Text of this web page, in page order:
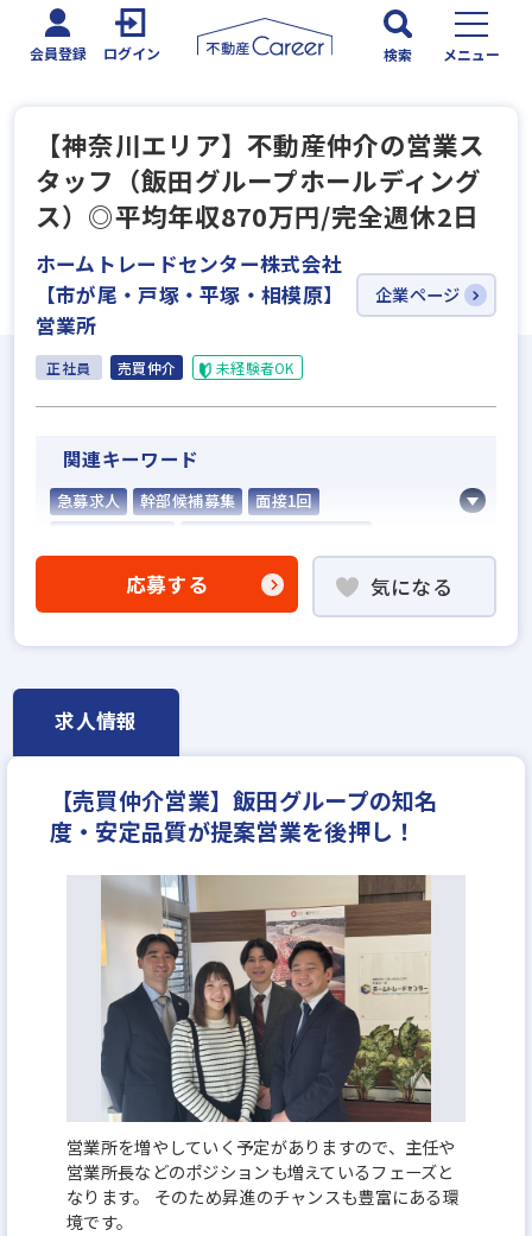
会員登録 ログイン 検索 メニュー
【神奈川エリア】不動産仲介の営業ス
タッフ（飯田グループホールディング
ス）◎平均年収870万円/完全週休2日
ホームトレードセンター株式会社
【市が尾・戸塚・平塚・相模原】
営業所
企業ページ
正社員 売買仲介 未経験者OK
関連キーワード
急募求人 幹部候補募集
面接1回
不動産売買仲介経験者歓迎
職種未経験歓迎
上場企業のグループ会社
学歴不問
宅建取引士歓迎
社宅・家賃補助あり
資格支援制度あり
残業少ない
完全週休2日
応募する 気になる
求人情報
【売買仲介営業】飯田グループの知名
度・安定品質が提案営業を後押し！
営業所を増やしていく予定がありますので、主任や
営業所長などのポジションも増えているフェーズと
なります。 そのため昇進のチャンスも豊富にある環
境です。